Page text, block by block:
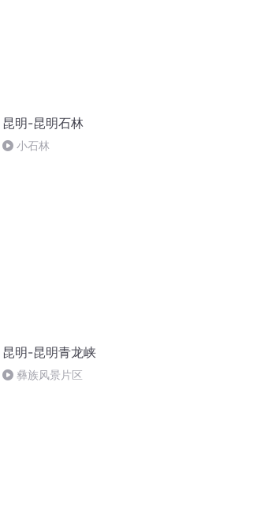
昆明-昆明石林
小石林
昆明-昆明青龙峡
彝族风景片区